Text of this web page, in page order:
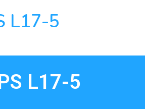
L17-5
L17-5